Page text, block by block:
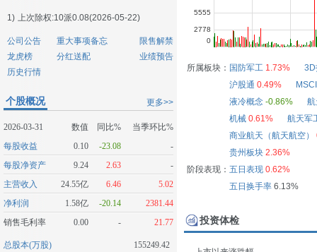
1) 上次除权:10派0.08(2026-05-22)
公司公告 重大事项备忘
限售解禁
龙虎榜
分红送配
业绩预告
历史行情
更多>>
个股概况
2026-03-31 数值 同比%
当季环比%
每股收益
0.10 -23.08
-
每股净资产
9.24 2.63
-
主营收入
24.55亿 6.46
5.02
净利润
1.58亿 -20.14
2381.44
销售毛利率
0.00 - 21.77
总股本(万股)
155249.42
所属板块： 国防军工 1.73%
3D
沪股通 0.49%
液冷概念 -0.86%
机械 0.61%
航天军
商业航天（航天航空）
贵州板块 2.36%
阶段表现： 五日表现 0.62%
五日换手率6.13%
投资体检